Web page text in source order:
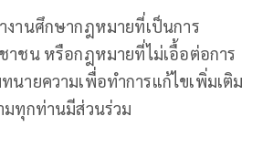
งานศึกษากฎหมายที่เป็นการ
าชน หรือกฎหมายที่ไม่เอื้อต่อการ
ายความเพื่อทำการแก้ไขเพิ่มเติม
มทุกท่านมีส่วนร่วม